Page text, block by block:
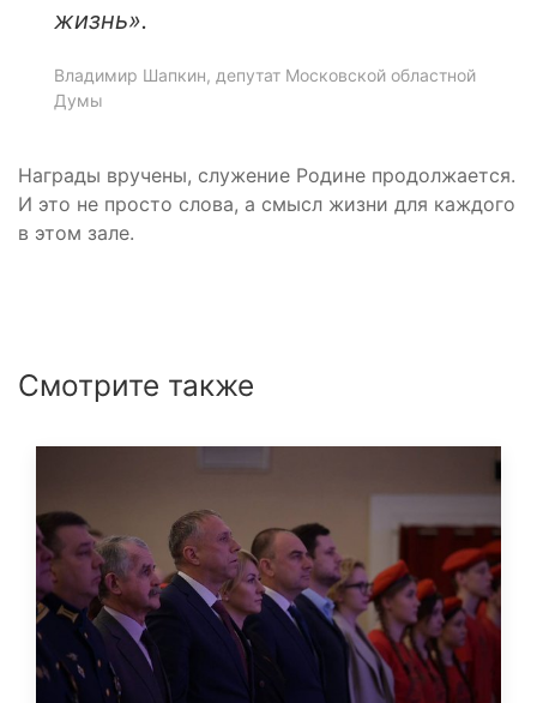
жизнь».
Владимир Шапкин, депутат Московской областной
Думы
Награды вручены, служение Родине продолжается.
И это не просто слова, а смысл жизни для каждого
в этом зале.
Смотрите также